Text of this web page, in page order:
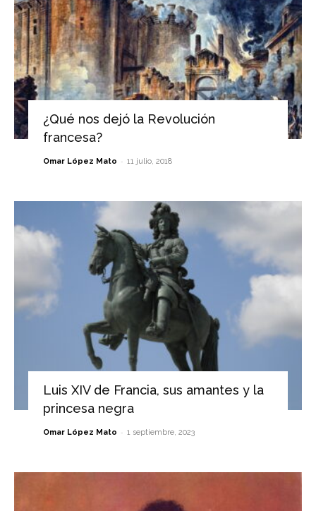
¿Qué nos dejó la Revolución
francesa?
Omar López Mato - 11 julio, 2018
Luis XIV de Francia, sus amantes y la
princesa negra
Omar López Mato - 1 septiembre, 2023